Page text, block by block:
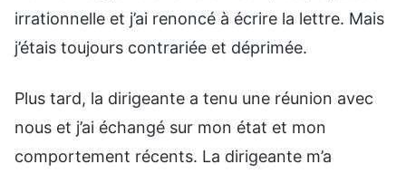
irrationnelle et j’ai renoncé à écrire la lettre. Mais
j’étais toujours contrariée et déprimée.
Plus tard, la dirigeante a tenu une réunion avec
nous et j’ai échangé sur mon état et mon
comportement récents. La dirigeante m’a